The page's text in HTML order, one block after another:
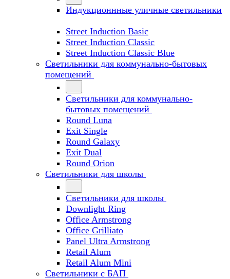
Индукционнные уличные светильники
Street Induction Basic
Street Induction Classic
Street Induction Classic Blue
Светильники для коммунально-бытовых
помещений
Светильники для коммунально-
бытовых помещений
Round Luna
Exit Single
Round Galaxy
Exit Dual
Round Orion
Светильники для школы
Светильники для школы
Downlight Ring
Office Armstrong
Office Grilliato
Panel Ultra Armstrong
Retail Alum
Retail Alum Mini
Светильники с БАП